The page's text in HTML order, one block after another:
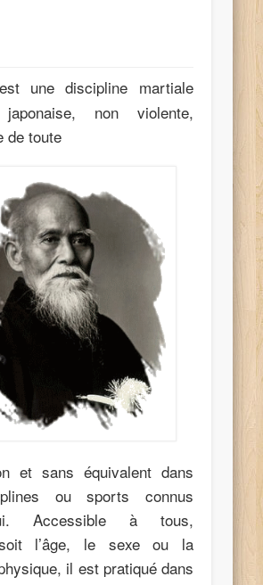
une discipline martiale
japonaise, non violente,
de toute
et sans équivalent dans
ou sports connus
Accessible à tous,
l’âge, le sexe ou la
il est pratiqué dans